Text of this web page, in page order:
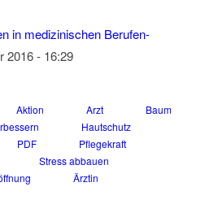
in medizinischen Berufen-
2016 - 16:29
Aktion Arzt
Baum
Hautschutz
PDF
Pflegekraft
Stress abbauen
Ärztin